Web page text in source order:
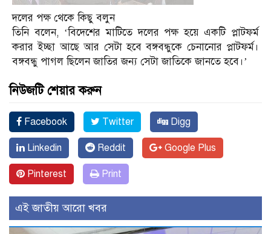
দলের পক্ষ থেকে কিছু বলুন
তিনি বলেন, ‘বিদেশের মাটিতে দলের পক্ষ হয়ে একটি প্লাটফর্ম
করার ইচ্ছা আছে আর সেটা হবে বঙ্গবন্ধুকে চেনানোর প্লাটফর্ম।
বঙ্গবন্ধু পাগল ছিলেন জাতির জন্য সেটা জাতিকে জানতে হবে।’
নিউজটি শেয়ার করুন
Facebook Twitter Digg
Linkedin Reddit Google Plus
Pinterest Print
এই জাতীয় আরো খবর